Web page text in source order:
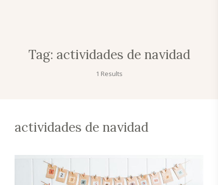
Tag: actividades de navidad
1 Results
actividades de navidad